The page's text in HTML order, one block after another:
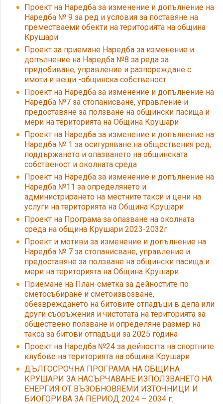
Проект на Наредба за изменение и допълнение на
Наредба № 9 за ред и условия за поставяне на
преместваеми обекти на територията на община
Крушари
Проект за приемане Наредба за изменение и
допълнение на Наредба №8 за реда за
придобиване, управление и разпореждане с
имоти и вещи -общинска собственост
Проект на Наредба за изменение и допълнение на
Наредба №7 за стопанисване, управление и
предоставяне за ползване на общински пасища и
мери на територията на Община Крушари
Проект на Наредба за изменение и допълнение на
Наредба № 1 за осигуряване на обществения ред,
поддържането и опазването на общинската
собственост и околната среда
Проект на Наредба за изменение и допълнение на
Наредба №11 за определянето и
администрирането на местните такси и цени на
услуги на територията на Община Крушари
Проект на Програма за опазване на околната
среда на община Крушари 2023-2032г.
Проект и мотиви за изменение и допълнение на
Наредба № 7 за стопанисване, управление и
предоставяне за ползване на общински пасища и
мери на територията на Община Крушари
Приемане на План-сметка за дейностите по
сметосъбиране и сметоизвозване,
обезвреждането на битовите отпадъци в депа или
други съоръжения и чистотата на територията за
обществено ползване и определяне размер на
такса за битови отпадъци за 2025 година
Проект на Наредба №24 за дейността на спортните
клубове на територията на община Крушари
ДЪЛГОСРОЧНА ПРОГРАМА НА ОБЩИНА
КРУШАРИ ЗА НАСЪРЧАВАНЕ ИЗПОЛЗВАНЕТО НА
ЕНЕРГИЯ ОТ ВЪЗОБНОВЯЕМИ ИЗТОЧНИЦИ И
БИОГОРИВА ЗА ПЕРИОД 2024 – 2034 г.